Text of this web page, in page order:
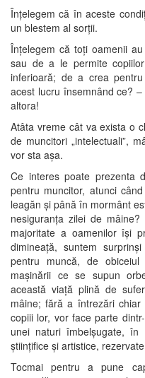
Înțelegem că în aceste
un blestem al sorții.
Înțelegem că toți oamenii
sau de a le permite
inferioară; de a crea
acest lucru însemnând ce?
altora!
Atâta vreme cât va exista o
de muncitori „intelectuali”,
vor sta așa.
Ce interes poate prezenta
pentru muncitor, atunci
leagăn și până în mormânt
nesiguranța zilei de
majoritate a oamenilor își
dimineață, suntem
pentru muncă, de
mașinării ce se supun
această viață plină de
mâine; fără a întrezări
copiii lor, vor face parte
unei naturi îmbelșugate, în
științifice și artistice,
Tocmai pentru a pune